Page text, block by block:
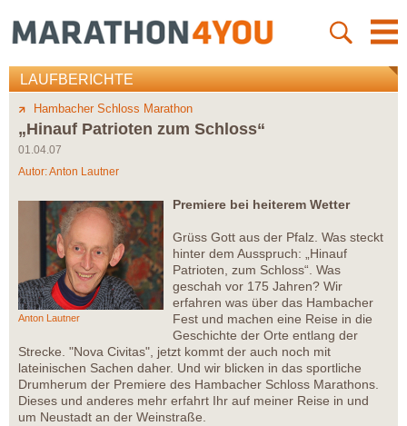
LAUFBERICHTE
Hambacher Schloss Marathon
„Hinauf Patrioten zum Schloss“
01.04.07
Autor:Anton Lautner
Anton Lautner
Premiere bei heiterem Wetter
Grüss Gott aus der Pfalz. Was steckt
hinter dem Ausspruch: „Hinauf
Patrioten, zum Schloss“. Was
geschah vor 175 Jahren? Wir
erfahren was über das Hambacher
Fest und machen eine Reise in die
Geschichte der Orte entlang der
Strecke. "Nova Civitas", jetzt kommt der auch noch mit
lateinischen Sachen daher. Und wir blicken in das sportliche
Drumherum der Premiere des Hambacher Schloss Marathons.
Dieses und anderes mehr erfahrt Ihr auf meiner Reise in und
um Neustadt an der Weinstraße.